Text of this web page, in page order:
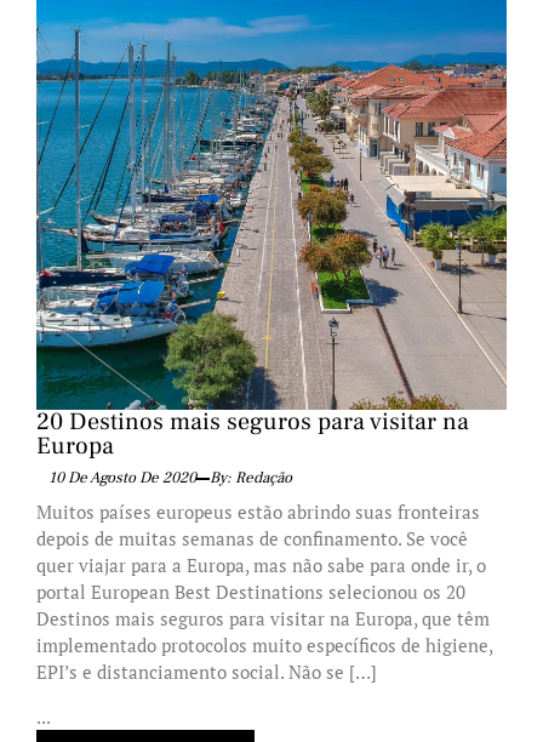
20 Destinos mais seguros para visitar na
Europa
10 De Agosto De 2020 By: Redação
Muitos países europeus estão abrindo suas fronteiras
depois de muitas semanas de confinamento. Se você
quer viajar para a Europa, mas não sabe para onde ir, o
portal European Best Destinations selecionou os 20
Destinos mais seguros para visitar na Europa, que têm
implementado protocolos muito específicos de higiene,
EPI’s e distanciamento social. Não se […]
...